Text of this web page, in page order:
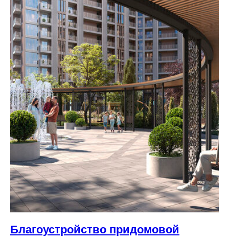
Благоустройство придомовой